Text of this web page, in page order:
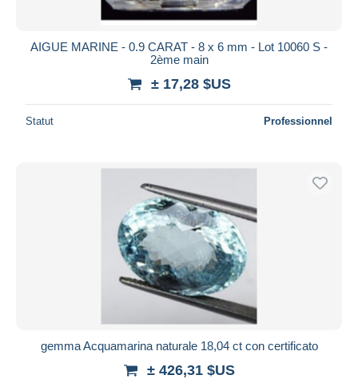
AIGUE MARINE - 0.9 CARAT - 8 x 6 mm - Lot 10060 S -
2ème main
± 17,28 $US
Statut Professionnel
gemma Acquamarina naturale 18,04 ct con certificato
± 426,31 $US